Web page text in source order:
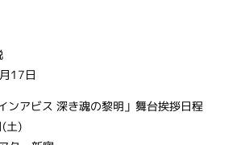
17日
ンアビス 深き魂の黎明」舞台挨拶日程
土)